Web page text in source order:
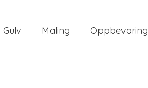
Gulv Maling Oppbevaring